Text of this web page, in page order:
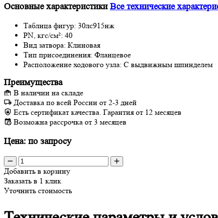
Основные характеристикиВсе технические
Таблица фигур: 30лс915нж
PN, кгс/см²: 40
Вид затвора: Клиновая
Тип присоединения: Фланцевое
Расположение ходового узла: С выдвижным шпинделем
Преимущества
В наличии на складе
Доставка по всей России от 2-3 дней
Есть сертификат качества. Гарантия от 12 месяцев
Возможна рассрочка от 3 месяцев
Цена: по запросу
Добавить в корзину
Заказать в 1 клик
Уточнить стоимость